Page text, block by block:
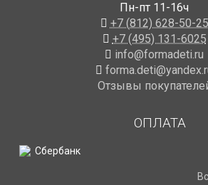
Пн-пт 11-16ч
+7 (812) 628-50-25
+7 (495) 131-6025
info@formadeti.ru
Отзывы
ОПЛАТА